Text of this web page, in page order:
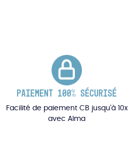
PAIEMENT 100% SÉCURISÉ
Facilité de paiement CB jusqu'à 10x
avec Alma